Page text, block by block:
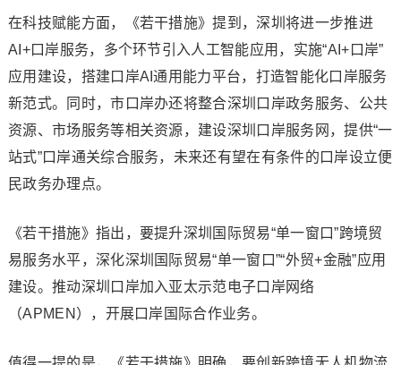
在科技赋能方面，《若干措施》提到，深圳将进一步推进
AI+口岸服务，多个环节引入人工智能应用，实施“AI+口岸”
应用建设，搭建口岸AI通用能力平台，打造智能化口岸服务
新范式。同时，市口岸办还将整合深圳口岸政务服务、公共
资源、市场服务等相关资源，建设深圳口岸服务网，提供“一
站式”口岸通关综合服务，未来还有望在有条件的口岸设立便
民政务办理点。
《若干措施》指出，要提升深圳国际贸易“单一窗口”跨境贸
易服务水平，深化深圳国际贸易“单一窗口”“外贸+金融”应用
建设。推动深圳口岸加入亚太示范电子口岸网络
（APMEN），开展口岸国际合作业务。